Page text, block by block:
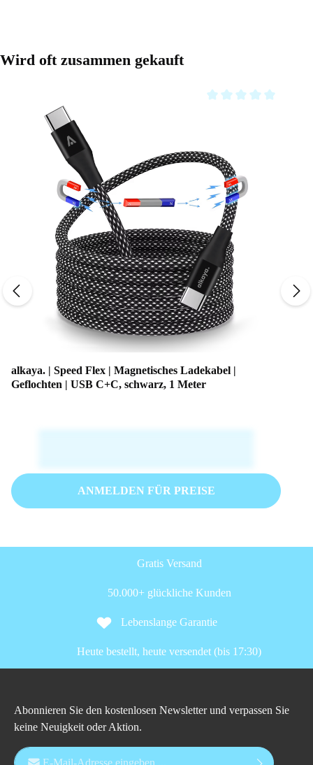
Produktgalerie überspringen
Wird oft zusammen gekauft
alkaya. | Speed Flex | Magnetisches Ladekabel |
Geflochten | USB C+C, schwarz, 1 Meter
ANMELDEN FÜR PREISE
Gratis Versand
50.000+ glückliche Kunden
Lebenslange Garantie
Heute bestellt, heute versendet (bis 17:30)
Abonnieren Sie den kostenlosen Newsletter und verpassen Sie
keine Neuigkeit oder Aktion.
E-Mail-Adresse*